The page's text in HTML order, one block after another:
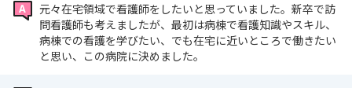
元々在宅領域で看護師をしたいと思っていました。新卒で訪
問看護師も考えましたが、最初は病棟で看護知識やスキル、
病棟での看護を学びたい、でも在宅に近いところで働きたい
と思い、この病院に決めました。